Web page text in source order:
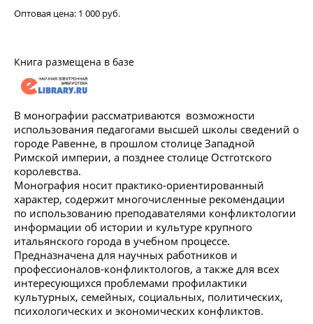
Оптовая цена: 1 000 руб.
Книга размещена в базе
В монографии рассматриваются возможности
использования педагогами высшей школы сведений о
городе Равенне, в прошлом столице Западной
Римской империи, а позднее столице Остготского
королевства.
Монография носит практико-ориентированный
характер, содержит многочисленные рекомендации
по использованию преподавателями конфликтологии
информации об истории и культуре крупного
итальянского города в учебном процессе.
Предназначена для научных работников и
профессионалов-конфликтологов, а также для всех
интересующихся проблемами профилактики
культурных, семейных, социальных, политических,
психологических и экономических конфликтов.